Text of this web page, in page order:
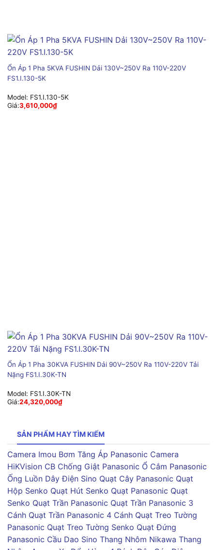
Ổn Áp 1 Pha 5KVA FUSHIN Dải 130V~250V Ra 110V-220V
FS1.I.130-5K
Model: FS1.I.130-5K
Giá:3,610,000₫
Ổn Áp 1 Pha 30KVA FUSHIN Dải 90V~250V Ra 110V-220V Tải
Nặng FS1.I.30K-TN
Model: FS1.I.30K-TN
Giá:24,320,000₫
SẢN PHẨM HAY TÌM KIẾM
Camera Imou Bơm Tăng Áp Panasonic Camera
HiKVision CB Chống Giật Panasonic Ổ Cắm Panasonic
Ống Luồn Dây Điện Sino Quạt Cây Panasonic Quạt
Hộp Senko Quạt Hút Senko Quạt Panasonic Quạt
Senko Quạt Trần Panasonic Quạt Trần Panasonic 3
Cánh Quạt Trần Panasonic 4 Cánh Quạt Treo Tường
Panasonic Quạt Treo Tường Senko Quạt Đứng
Panasonic Cầu Dao Sino Thang Nhôm Nikawa Thang